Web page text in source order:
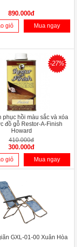
890.000đ
giỏ Mua ngay
-27%
phục hồi màu sắc và xóa
đồ gỗ Restor-A-Finish
Howard
410.000đ
300.000đ
giỏ Mua ngay
GXL-01-00 Xuân Hòa